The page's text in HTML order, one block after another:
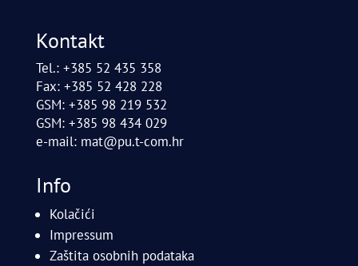
Kontakt
Tel.: +385 52 435 358
Fax: +385 52 428 228
GSM: +385 98 219 532
GSM: +385 98 434 029
e-mail: mat@pu.t-com.hr
Info
Kolačići
Impressum
Zaštita osobnih podataka